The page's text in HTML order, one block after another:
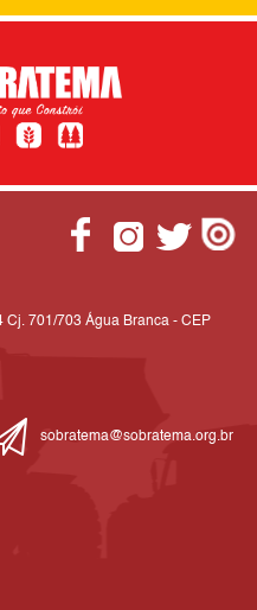
Cj. 701/703 Água Branca - CEP
sobratema@sobratema.org.br